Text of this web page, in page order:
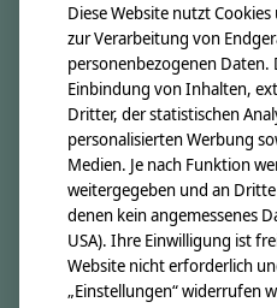
Nähkästchen
Unsere Stoffe
Impressum
Informationen
Kontakt
Versandkosten &
Zahlungsarten
Diese Website nutzt
zur Verarbeitung von
personenbezogenen
Einbindung von Inhalten,
Dritter, der statistischen
personalisierten Werbung
Medien. Je nach Funktion
weitergegeben und an
denen kein angemessenes
USA). Ihre Einwilligung ist
Website nicht erforderlich
„Einstellungen“ widerrufen